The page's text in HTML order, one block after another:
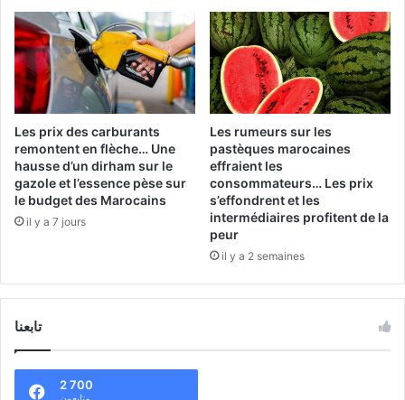
Les prix des carburants
remontent en flèche… Une
hausse d’un dirham sur le
gazole et l’essence pèse sur
le budget des Marocains
il y a 7 jours
Les rumeurs sur les
pastèques marocaines
effraient les
consommateurs… Les prix
s’effondrent et les
intermédiaires profitent de la
peur
il y a 2 semaines
تابعنا
2 700